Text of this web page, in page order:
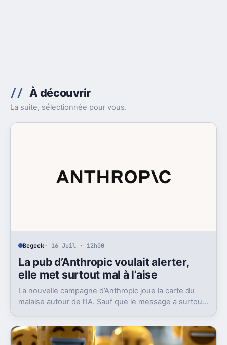
À découvrir
La suite, sélectionnée pour vous.
Begeek· 16 Juil · 12h00
La pub d’Anthropic voulait alerter,
elle met surtout mal à l’aise
La nouvelle campagne d’Anthropic joue la carte du
malaise autour de l’IA. Sauf que le message a surtout